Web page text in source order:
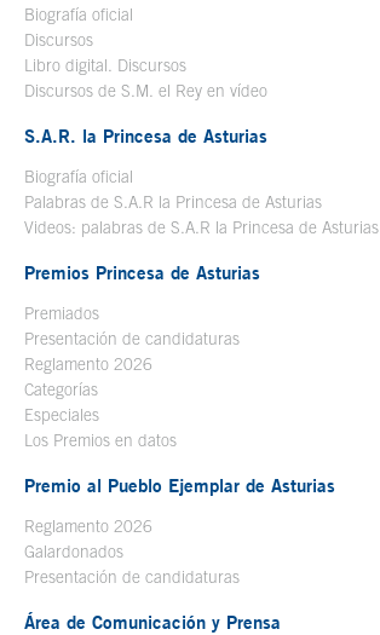
Biografía oficial
Discursos
Libro digital. Discursos
Discursos de S.M. el Rey en vídeo
S.A.R. la Princesa de Asturias
Biografía oficial
Palabras de S.A.R la Princesa de Asturias
Videos: palabras de S.A.R la Princesa de Asturias
Premios Princesa de Asturias
Premiados
Presentación de candidaturas
Reglamento 2026
Categorías
Especiales
Los Premios en datos
Premio al Pueblo Ejemplar de Asturias
Reglamento 2026
Galardonados
Presentación de candidaturas
Área de Comunicación y Prensa